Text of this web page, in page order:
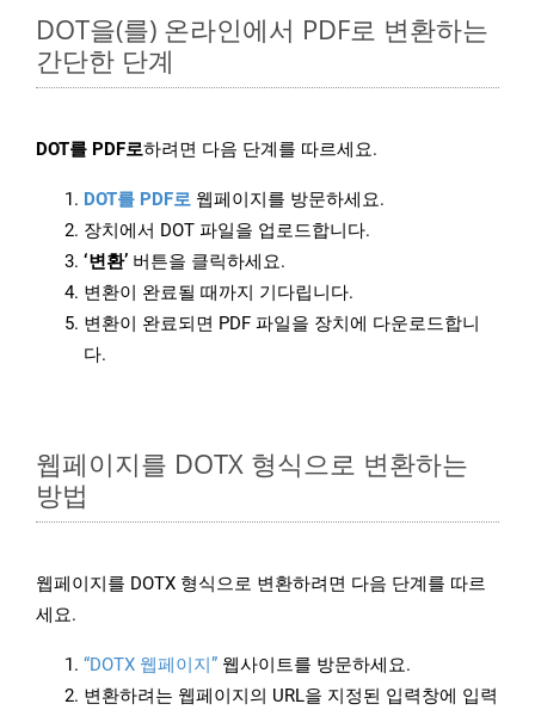
DOT을(를) 온라인에서 PDF로 변환하는
간단한 단계
DOT를 PDF로하려면 다음 단계를 따르세요.
DOT를 PDF로 웹페이지를 방문하세요.
장치에서 DOT 파일을 업로드합니다.
‘변환’ 버튼을 클릭하세요.
변환이 완료될 때까지 기다립니다.
변환이 완료되면 PDF 파일을 장치에 다운로드합니
다.
웹페이지를 DOTX 형식으로 변환하는
방법
웹페이지를 DOTX 형식으로 변환하려면 다음 단계를 따르
세요.
“DOTX 웹페이지” 웹사이트를 방문하세요.
변환하려는 웹페이지의 URL을 지정된 입력창에 입력